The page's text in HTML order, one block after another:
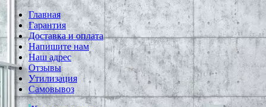
Главная
Гарантия
Доставка и оплата
Напишите нам
Наш адрес
Отзывы
Утилизация
Самовывоз